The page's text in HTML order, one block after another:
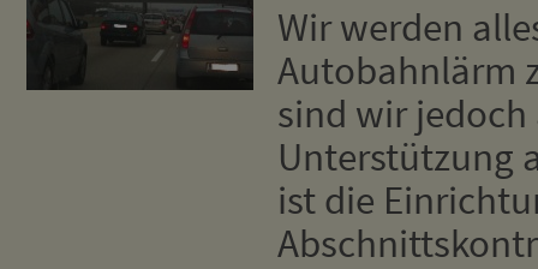
Wir werden
Autobahnlärm
sind wir
Unterstützung
ist die